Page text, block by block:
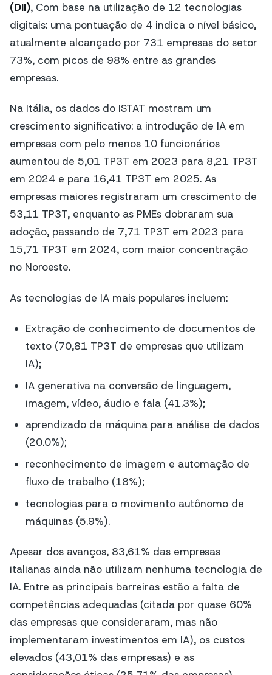
(DII), Com base na utilização de 12 tecnologias
digitais: uma pontuação de 4 indica o nível básico,
atualmente alcançado por 731 empresas do setor
73%, com picos de 98% entre as grandes
empresas.
Na Itália, os dados do ISTAT mostram um
crescimento significativo: a introdução de IA em
empresas com pelo menos 10 funcionários
aumentou de 5,01 TP3T em 2023 para 8,21 TP3T
em 2024 e para 16,41 TP3T em 2025. As
empresas maiores registraram um crescimento de
53,11 TP3T, enquanto as PMEs dobraram sua
adoção, passando de 7,71 TP3T em 2023 para
15,71 TP3T em 2024, com maior concentração
no Noroeste.
As tecnologias de IA mais populares incluem:
Extração de conhecimento de documentos de
texto (70,81 TP3T de empresas que utilizam
IA);
IA generativa na conversão de linguagem,
imagem, vídeo, áudio e fala (41.3%);
aprendizado de máquina para análise de dados
(20.0%);
reconhecimento de imagem e automação de
fluxo de trabalho (18%);
tecnologias para o movimento autônomo de
máquinas (5.9%).
Apesar dos avanços, 83,61% das empresas
italianas ainda não utilizam nenhuma tecnologia de
IA. Entre as principais barreiras estão a falta de
competências adequadas (citada por quase 60%
das empresas que consideraram, mas não
implementaram investimentos em IA), os custos
elevados (43,01% das empresas) e as